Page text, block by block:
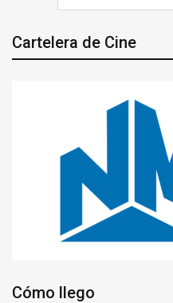
Cartelera de Cine
Cómo llego